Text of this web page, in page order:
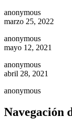
anonymous
marzo 25, 2022
anonymous
mayo 12, 2021
anonymous
abril 28, 2021
anonymous
Navegación